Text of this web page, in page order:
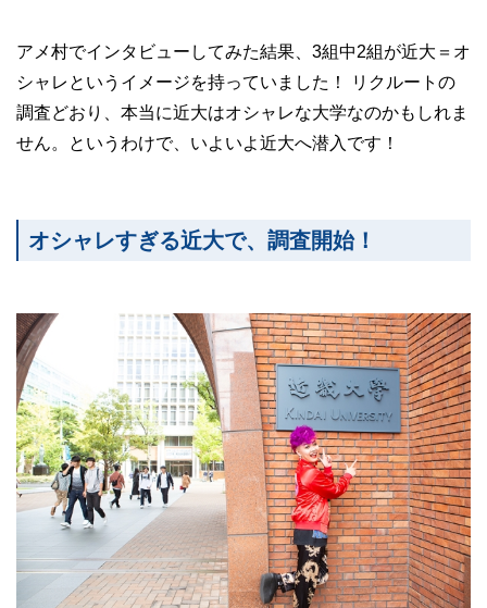
アメ村でインタビューしてみた結果、3組中2組が近大＝オ
シャレというイメージを持っていました！ リクルートの
調査どおり、本当に近大はオシャレな大学なのかもしれま
せん。というわけで、いよいよ近大へ潜入です！
オシャレすぎる近大で、調査開始！